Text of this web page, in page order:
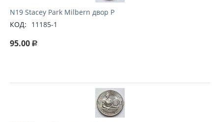
N19 Stacey Park Milbern двор P
КОД:
11185-1
95.00 Р